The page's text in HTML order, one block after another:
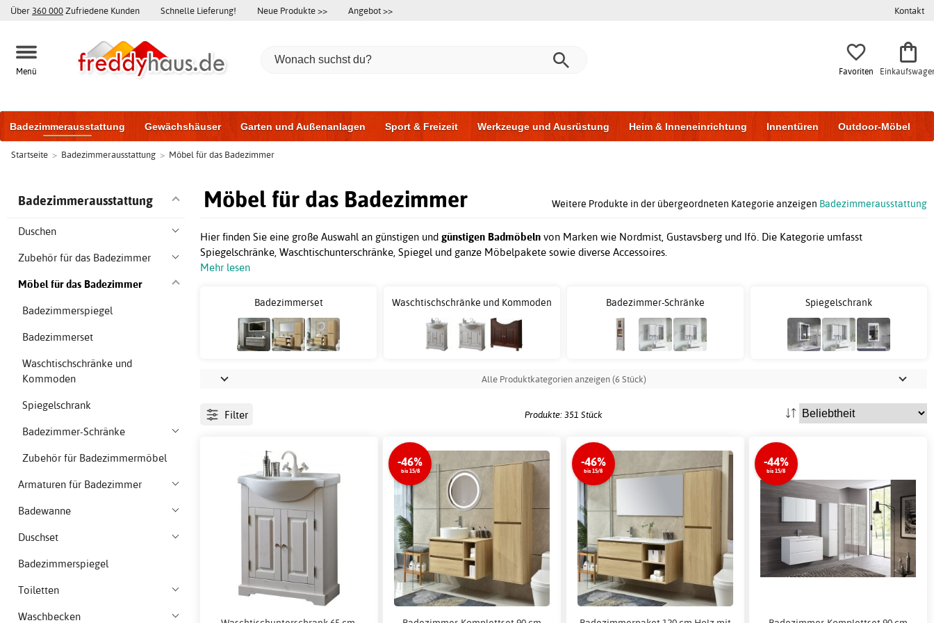
Über 360 000 Zufriedene Kunden Schnelle Lieferung! Neue Produkte >> Angebot >> Kontakt
Menü Favoriten
Badezimmerausstattung Gewächshäuser Garten und Außenanlagen Sport & Freizeit Werkzeuge und Ausrüstung Heim & Inneneinrichtung Innentüren Outdoor-Möbel
Gartenhäuser und Schuppen Haustüren Fenster
Startseite > Badezimmerausstattung > Möbel für das Badezimmer
Möbel für das Badezimmer Weitere Produkte in der übergeordneten Kategorie anzeigen Badezimmerausstattung
Hier finden Sie eine große Auswahl an günstigen undgünstigen Badmöbeln von Marken wie Nordmist, Gustavsberg und Ifö. Die Kategorie umfasst
Spiegelschränke, Waschtischunterschränke, Spiegel und ganze Möbelpakete sowie diverse Accessoires.
Mehr lesen
Badezimmerausstattung
Duschen
Zubehör für das Badezimmer
Möbel für das Badezimmer
Badezimmerspiegel
Badezimmerset
Waschtischschränke und
Kommoden
Spiegelschrank
Badezimmer-Schränke
Zubehör für Badezimmermöbel
Armaturen für Badezimmer
Badewanne
Duschset
Badezimmerspiegel
Toiletten
Waschbecken
Badezimmerset Waschtischschränke und Kommoden Badezimmer-Schränke Spiegelschrank
Alle Produktkategorien anzeigen (6 Stück)
Filter Produkte: 351 Stück
-46%
bis 15/8
-46%
bis 15/8
-44%
bis 15/8